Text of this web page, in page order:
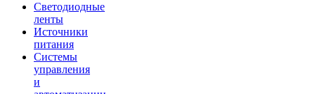
Светодиодные
ленты
Источники
питания
Системы
управления
и